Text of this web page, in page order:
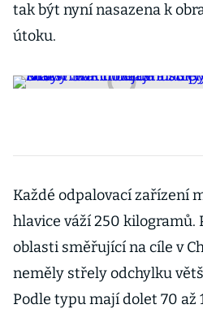
tak být nyní nasazena k
útoku.
Každé odpalovací zařízení
hlavice váží 250 kilogramů.
oblasti směřující na cíle v
neměly střely odchylku
Podle typu mají dolet 70 až